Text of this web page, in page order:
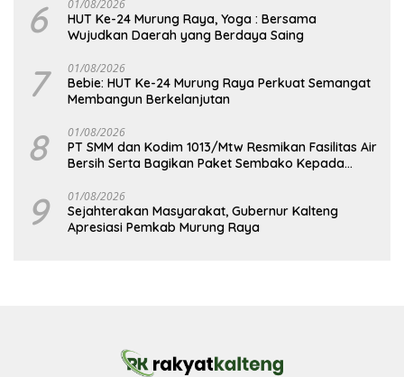
6 01/08/2026
HUT Ke-24 Murung Raya, Yoga : Bersama
Wujudkan Daerah yang Berdaya Saing
7 01/08/2026
Bebie: HUT Ke-24 Murung Raya Perkuat Semangat
Membangun Berkelanjutan
8 01/08/2026
PT SMM dan Kodim 1013/Mtw Resmikan Fasilitas Air
Bersih Serta Bagikan Paket Sembako Kepada
9 01/08/2026
Sejahterakan Masyarakat, Gubernur Kalteng
Apresiasi Pemkab Murung Raya